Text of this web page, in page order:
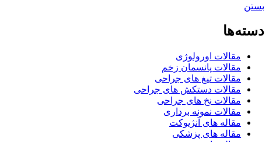
بستن
دسته‌ها
مقالات اورولوژی
مقالات پانسمان زخم
مقالات تیغ های جراحی
مقالات دستکش های جراحی
مقالات نخ های جراحی
مقالات نمونه برداری
مقاله های آنژیوکت
مقاله های پزشکی